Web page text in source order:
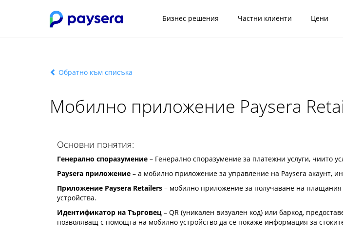
Бизнес решения Частни клиенти Цени
Обратно към списъка
Мобилно приложение Paysera
Основни понятия:
Генерално споразумение – Генерално споразумение за платежни услуги, чиито
Paysera приложение – a мобилно приложение за управление на Paysera акаунт,
Приложение Paysera Retailers – мобилно приложение за получаване на
устройства.
Идентификатор на Търговец – QR (уникален визуален код) или баркод,
позволяващ с помощта на мобилно устройство да се покаже информация за